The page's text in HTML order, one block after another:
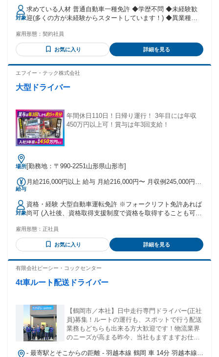
皆勤・家族手当金額：あり 全員に一律で支払われるその他手
当金額：あり 詳細は社会保険 / 福利厚生に記載
対象
求めている人材 普通自動車一種免許 ◆学歴不問 ◆未経験歓
迎(多くの方が未経験からスタートしています！) ◆異業種か
ています！ ＜こんな方大歓迎！＞ ✅ 役員運転手・専属ドライ
バー・公用車運転手の経験がある方 ✅ ハイヤー・送迎ドライ
バーとして丁寧な運転に自信がある方 ✅ 女性・男性問わず年
お気軽にご応募くださいね✨ ＜働いているスタッフの年齢構
40代前半…6.65% 40代後半…13.35% 50代前半…27.45% 50代
雇用形態： 契約社員
お気に入り 詳細を見る
エフイー・テック株式会社
大型ドライバー
年間休日110日！日帰り運行！ 3年目には年収
450万円以上可！賞与は年3回支給！
場所[勤務地：〒990-2251山形県山形市]
給与
月給216,000円以上 給与 月給216,000円〜 月収例245,000円以
ると、年収550万円以上！
対象
資格・経験 大型自動車運転免許 ※フォークリフト免許あれば
尚可 (入社後、資格取得支援制度で資格を取得することも可能
雇用形態： 正社員
お気に入り 詳細を見る
有限会社ピーシー・コックセンター
4t車ルート配送ドライバー
【鶴岡市／本社】日中走行専門ドライバー(正社
員)募集！ルートの運行も、スポットで行う配送
業務もどちらも出来る方大歓迎です！物流業界
のニーズが高まる昨今、当社もますますお仕事
- 最寄駅とそこからの距離 - 羽越本線 鶴岡 車 14分 羽越本線